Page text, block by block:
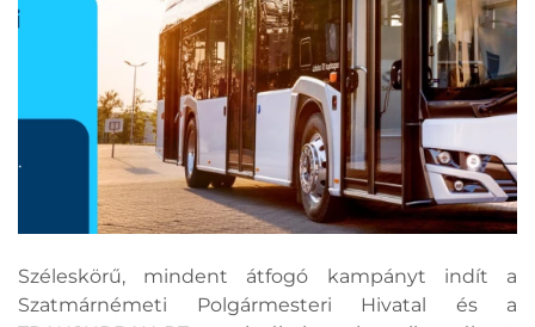
Széleskörű, mindent átfogó kampányt indít a
Szatmárnémeti Polgármesteri Hivatal és a